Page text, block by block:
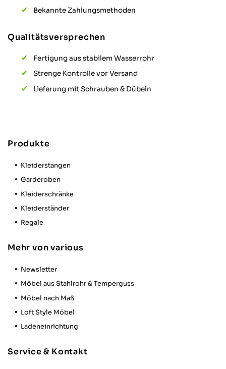
Bekannte Zahlungsmethoden
Qualitätsversprechen
Fertigung aus stabilem Wasserrohr
Strenge Kontrolle vor Versand
Lieferung mit Schrauben & Dübeln
Produkte
Kleiderstangen
Garderoben
Kleiderschränke
Kleiderständer
Regale
Mehr von various
Newsletter
Möbel aus Stahlrohr & Temperguss
Möbel nach Maß
Loft Style Möbel
Ladeneinrichtung
Service & Kontakt